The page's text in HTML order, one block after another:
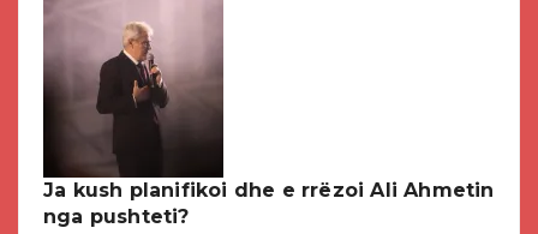
Ja kush planifikoi dhe e rrëzoi Ali Ahmetin
nga pushteti?